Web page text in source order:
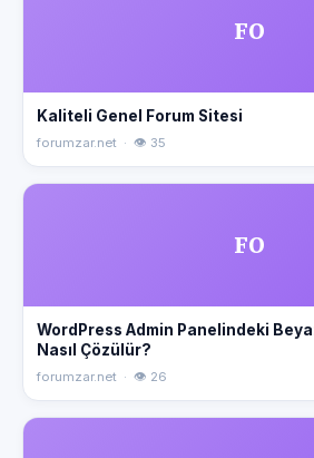
FO
Kaliteli Genel Forum Sitesi
forumzar.net · 👁 35
FO
WordPress Admin Panelindeki
Nasıl Çözülür?
forumzar.net · 👁 26